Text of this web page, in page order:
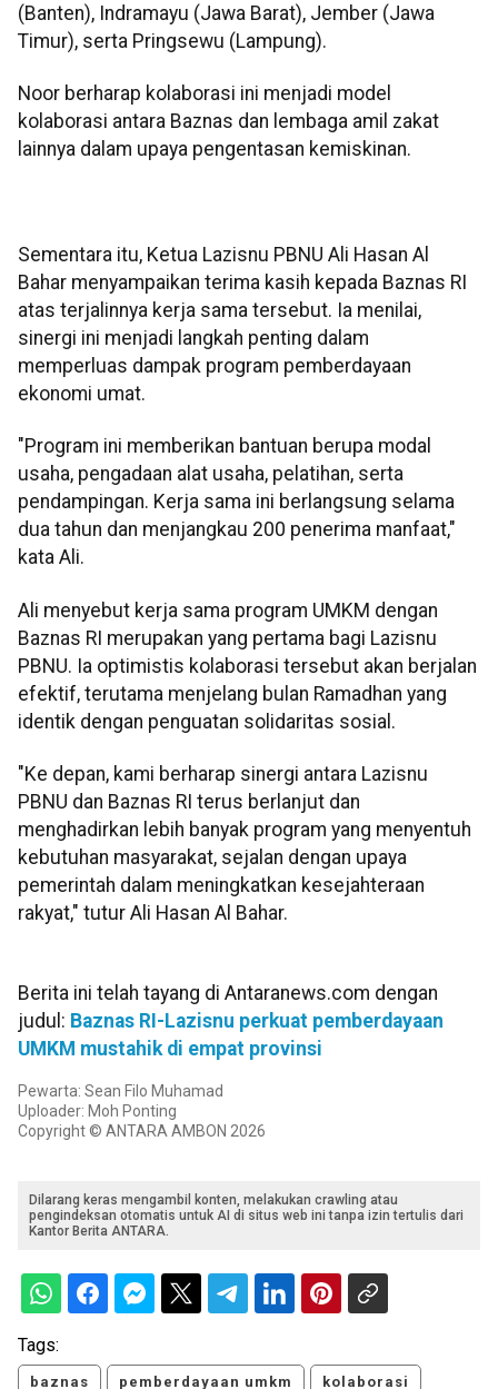
(Banten), Indramayu (Jawa Barat), Jember (Jawa
Timur), serta Pringsewu (Lampung).
Noor berharap kolaborasi ini menjadi model
kolaborasi antara Baznas dan lembaga amil zakat
lainnya dalam upaya pengentasan kemiskinan.
Sementara itu, Ketua Lazisnu PBNU Ali Hasan Al
Bahar menyampaikan terima kasih kepada Baznas RI
atas terjalinnya kerja sama tersebut. Ia menilai,
sinergi ini menjadi langkah penting dalam
memperluas dampak program pemberdayaan
ekonomi umat.
"Program ini memberikan bantuan berupa modal
usaha, pengadaan alat usaha, pelatihan, serta
pendampingan. Kerja sama ini berlangsung selama
dua tahun dan menjangkau 200 penerima manfaat,"
kata Ali.
Ali menyebut kerja sama program UMKM dengan
Baznas RI merupakan yang pertama bagi Lazisnu
PBNU. Ia optimistis kolaborasi tersebut akan berjalan
efektif, terutama menjelang bulan Ramadhan yang
identik dengan penguatan solidaritas sosial.
"Ke depan, kami berharap sinergi antara Lazisnu
PBNU dan Baznas RI terus berlanjut dan
menghadirkan lebih banyak program yang menyentuh
kebutuhan masyarakat, sejalan dengan upaya
pemerintah dalam meningkatkan kesejahteraan
rakyat," tutur Ali Hasan Al Bahar.
Berita ini telah tayang di Antaranews.com dengan
judul: Baznas RI-Lazisnu perkuat pemberdayaan
UMKM mustahik di empat provinsi
Pewarta: Sean Filo Muhamad
Uploader: Moh Ponting
Copyright © ANTARA AMBON 2026
Dilarang keras mengambil konten, melakukan crawling atau
pengindeksan otomatis untuk AI di situs web ini tanpa izin tertulis dari
Kantor Berita ANTARA.
Tags:
baznas pemberdayaan umkm kolaborasi